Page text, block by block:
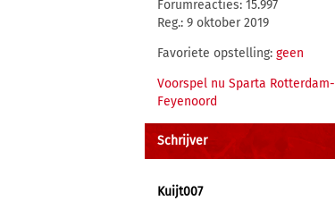
Forumreacties: 15.997
Reg.: 9 oktober 2019
Favoriete opstelling: geen
Voorspel nu Sparta Rotterdam-
Feyenoord
Schrijver
Kuijt007